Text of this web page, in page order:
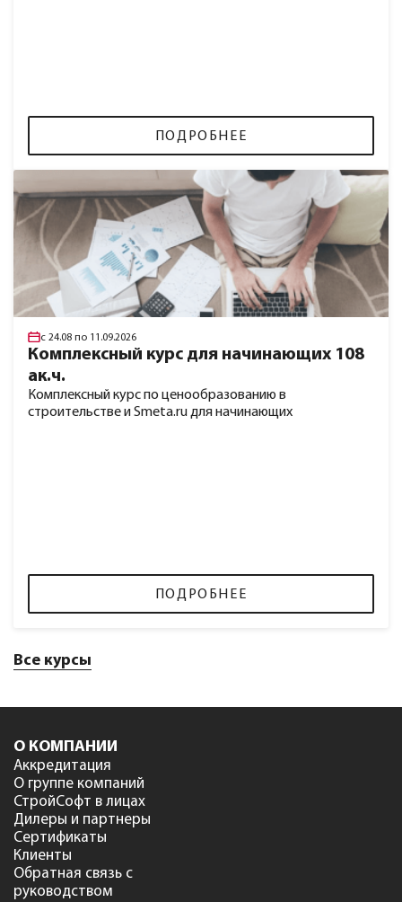
ПОДРОБНЕЕ
с 24.08 по 11.09.2026
Комплексный курс для начинающих 108
ак.ч.
Комплексный курс по ценообразованию в
строительстве и Smeta.ru для начинающих
ПОДРОБНЕЕ
Все курсы
О КОМПАНИИ
Аккредитация
О группе компаний
СтройСофт в лицах
Дилеры и партнеры
Сертификаты
Клиенты
Обратная связь с
руководством